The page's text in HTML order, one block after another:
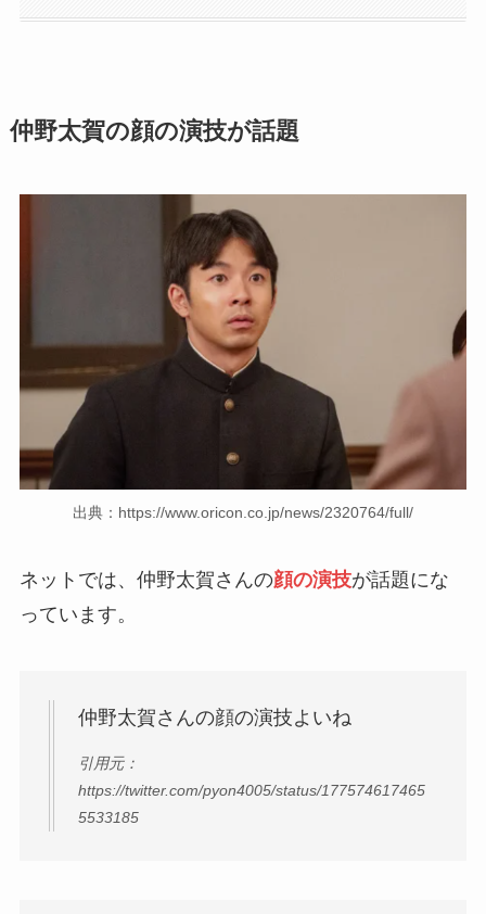
仲野太賀の顔の演技が話題
出典：https://www.oricon.co.jp/news/2320764/full/
ネットでは、仲野太賀さんの顔の演技が話題にな
っています。
仲野太賀さんの顔の演技よいね
引用元：
https://twitter.com/pyon4005/status/177574617465
5533185